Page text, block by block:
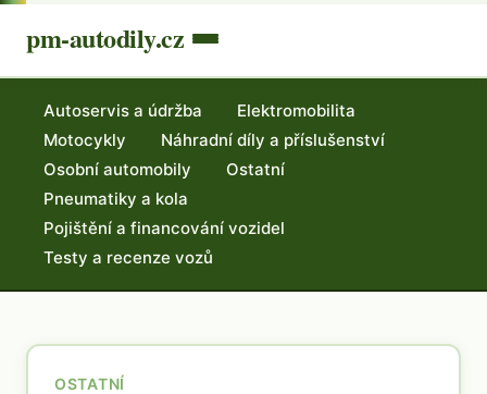
pm-autodily.cz
Autoservis a údržba
Elektromobilita
Motocykly
Náhradní díly a příslušenství
Osobní automobily
Ostatní
Pneumatiky a kola
Pojištění a financování vozidel
Testy a recenze vozů
OSTATNÍ